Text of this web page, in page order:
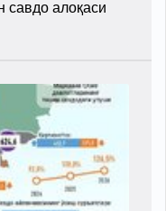
алоқаси